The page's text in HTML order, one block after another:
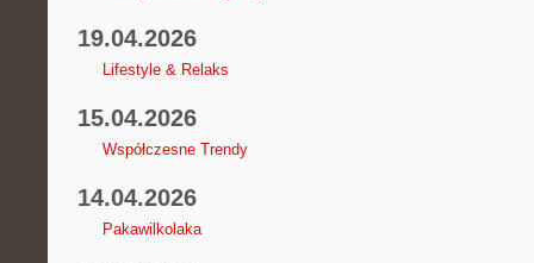
19.04.2026
Lifestyle & Relaks
15.04.2026
Współczesne Trendy
14.04.2026
Pakawilkolaka